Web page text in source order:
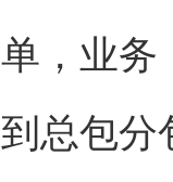
单，业务
到总包分